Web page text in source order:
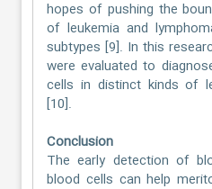
hopes of pushing the
of leukemia and
subtypes [9]. In this
were evaluated to
cells in distinct kinds of
[10].
Conclusion
The early detection of
blood cells can help